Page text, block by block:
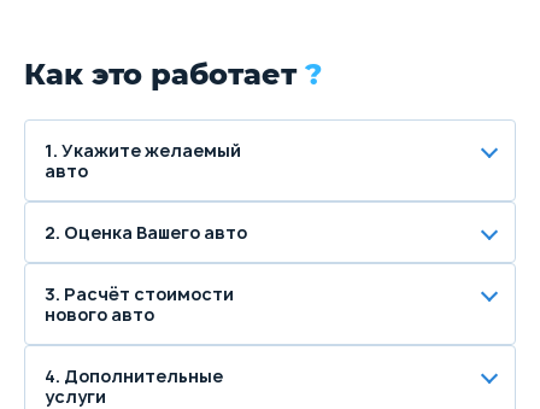
Как это работает ?
1. Укажите желаемый
авто
2. Оценка Вашего авто
3. Расчёт стоимости
нового авто
4. Дополнительные
услуги